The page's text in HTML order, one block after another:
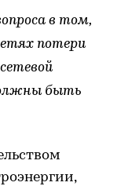
в том,
потери
быть